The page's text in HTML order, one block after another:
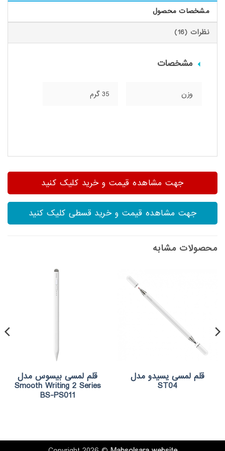
مشخصات محصول
نظرات (16)
مشخصات
وزن 35 گرم
جهت مشاهده قیمت و خرید کلیک کنید
جهت مشاهده قیمت و خرید قسطی کلیک کنید
محصولات مشابه
قلم لمسی یسیدو مدل
ST04
قلم لمسی بیسوس مدل
Smooth Writing 2 Series
BS-PS011